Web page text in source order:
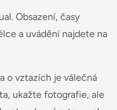
Obsazení, časy
a uvádění najdete na
o vztazích je válečná
ukažte fotografie, ale